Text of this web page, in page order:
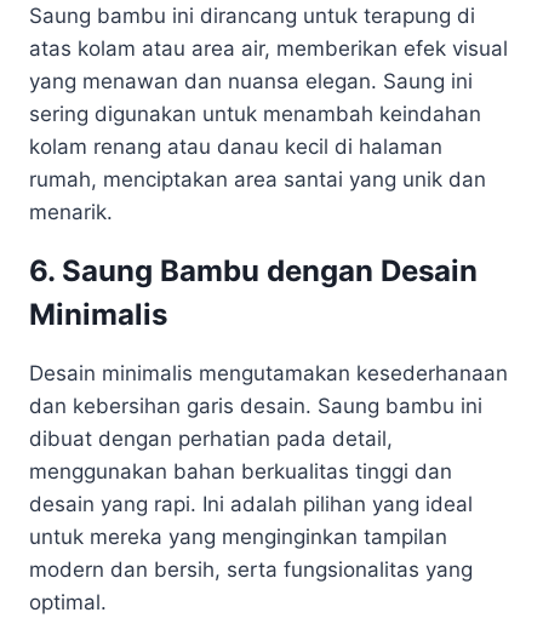
Saung bambu ini dirancang untuk terapung di
atas kolam atau area air, memberikan efek visual
yang menawan dan nuansa elegan. Saung ini
sering digunakan untuk menambah keindahan
kolam renang atau danau kecil di halaman
rumah, menciptakan area santai yang unik dan
menarik.
6. Saung Bambu dengan Desain
Minimalis
Desain minimalis mengutamakan kesederhanaan
dan kebersihan garis desain. Saung bambu ini
dibuat dengan perhatian pada detail,
menggunakan bahan berkualitas tinggi dan
desain yang rapi. Ini adalah pilihan yang ideal
untuk mereka yang menginginkan tampilan
modern dan bersih, serta fungsionalitas yang
optimal.